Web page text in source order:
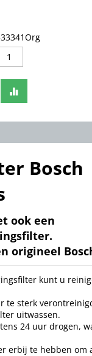
Bosch
ook een
origineel
kunt u
te sterk
uitwassen.
24 uur drogen,
erbij te hebben om